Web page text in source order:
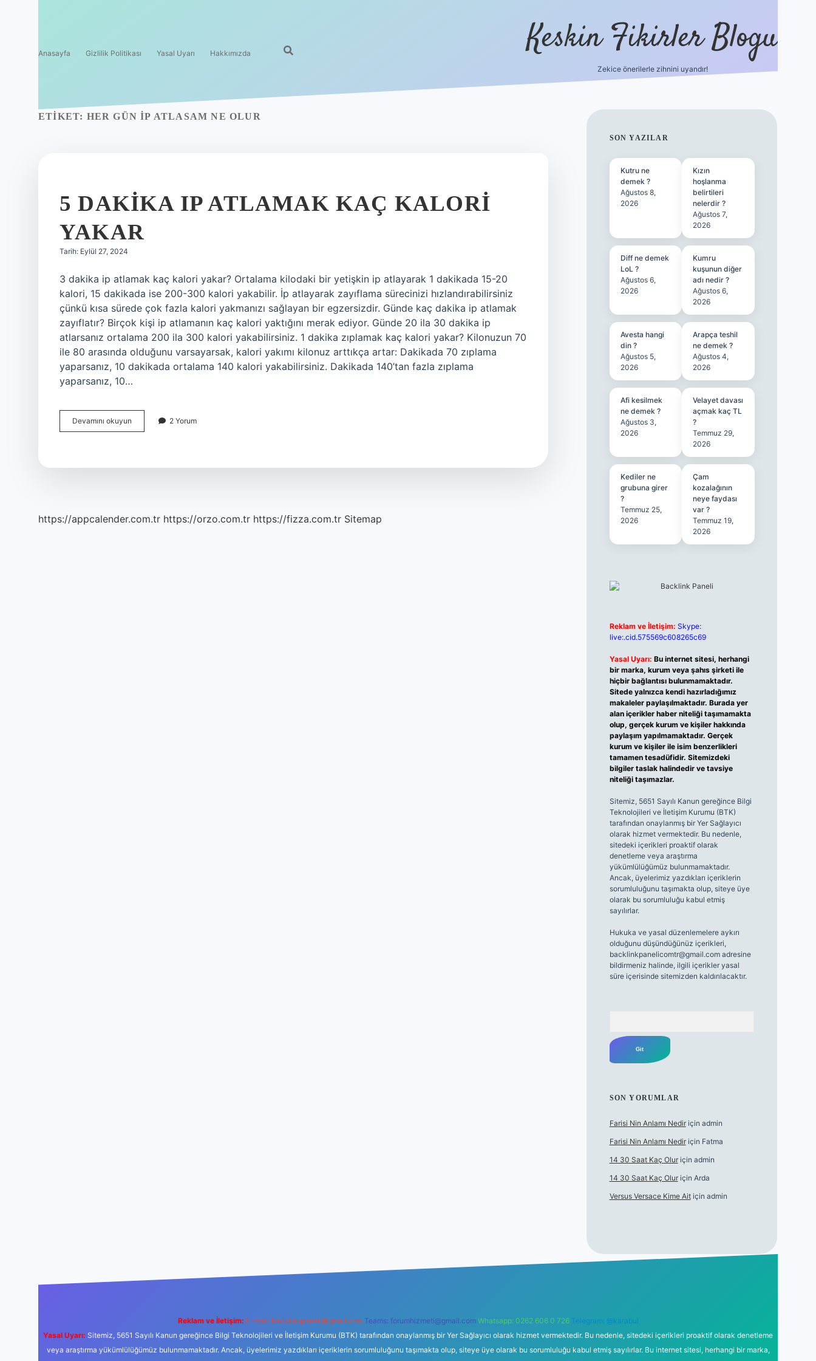
Anasayfa Gizlilik Politikası Yasal Uyarı Hakkımızda Keskin Fikirler Blogu
Zekice önerilerle zihnini uyandır!
ETIKET: HER GÜN IP ATLASAM NE OLUR
5 DAKIKA IP ATLAMAK KAÇ KALORI
YAKAR
Tarih: Eylül 27, 2024
3 dakika ip atlamak kaç kalori yakar? Ortalama kilodaki bir yetişkin ip atlayarak 1 dakikada 15-20
kalori, 15 dakikada ise 200-300 kalori yakabilir. İp atlayarak zayıflama sürecinizi hızlandırabilirsiniz
çünkü kısa sürede çok fazla kalori yakmanızı sağlayan bir egzersizdir. Günde kaç dakika ip atlamak
zayıflatır? Birçok kişi ip atlamanın kaç kalori yaktığını merak ediyor. Günde 20 ila 30 dakika ip
atlarsanız ortalama 200 ila 300 kalori yakabilirsiniz. 1 dakika zıplamak kaç kalori yakar? Kilonuzun 70
ile 80 arasında olduğunu varsayarsak, kalori yakımı kilonuz arttıkça artar: Dakikada 70 zıplama
yaparsanız, 10 dakikada ortalama 140 kalori yakabilirsiniz. Dakikada 140’tan fazla zıplama
yaparsanız, 10…
Devamını okuyun
Dakika
2 Yorum
https://appcalender.com.tr https://orzo.com.tr https://fizza.com.tr Sitemap
SIDEBAR
SON YAZILAR
Kutru ne
demek ?
Ağustos 8,
2026
Kızın
hoşlanma
belirtileri
nelerdir ?
Ağustos 7,
2026
Diff ne demek
LoL ?
Ağustos 6,
2026
Kumru
kuşunun diğer
adı nedir ?
Ağustos 6,
2026
Avesta hangi
din ?
Ağustos 5,
2026
Arapça teshil
ne demek ?
Ağustos 4,
2026
Afi kesilmek
ne demek ?
Ağustos 3,
2026
Velayet davası
açmak kaç TL
?
Temmuz 29,
2026
Kediler ne
grubuna girer
?
Temmuz 25,
2026
Çam
kozalağının
neye faydası
var ?
Temmuz 19,
2026
Reklam ve İletişim: Skype:
live:.cid.575569c608265c69
Yasal Uyarı: Bu internet sitesi, herhangi
bir marka, kurum veya şahıs şirketi ile
hiçbir bağlantısı bulunmamaktadır.
Sitede yalnızca kendi hazırladığımız
makaleler paylaşılmaktadır. Burada yer
alan içerikler haber niteliği taşımamakta
olup, gerçek kurum ve kişiler hakkında
paylaşım yapılmamaktadır. Gerçek
kurum ve kişiler ile isim benzerlikleri
tamamen tesadüfidir. Sitemizdeki
bilgiler taslak halindedir ve tavsiye
niteliği taşımazlar.
Sitemiz, 5651 Sayılı Kanun gereğince Bilgi
Teknolojileri ve İletişim Kurumu (BTK)
tarafından onaylanmış bir Yer Sağlayıcı
olarak hizmet vermektedir. Bu nedenle,
sitedeki içerikleri proaktif olarak
denetleme veya araştırma
yükümlülüğümüz bulunmamaktadır.
Ancak, üyelerimiz yazdıkları içeriklerin
sorumluluğunu taşımakta olup, siteye üye
olarak bu sorumluluğu kabul etmiş
sayılırlar.
Hukuka ve yasal düzenlemelere aykırı
olduğunu düşündüğünüz içerikleri,
backlinkpanelicomtr@gmail.comadresine
bildirmeniz halinde, ilgili içerikler yasal
süre içerisinde sitemizden kaldırılacaktır.
SON YORUMLAR
Farisi Nin Anlamı Nediriçin admin
Farisi Nin Anlamı Nediriçin Fatma
14 30 Saat Kaç Oluriçin admin
14 30 Saat Kaç Oluriçin Arda
Versus Versace Kime Aitiçin admin
Reklam ve İletişim: E-mail: backlinkpaneli@gmail.com Teams: forumhizmeti@gmail.com Whatsapp: 0262 606 0 726 Telegram: @karabul
Yasal Uyarı: Sitemiz, 5651 Sayılı Kanun gereğince Bilgi Teknolojileri ve İletişim Kurumu (BTK) tarafından onaylanmış bir Yer Sağlayıcı olarak hizmet vermektedir. Bu nedenle, sitedeki içerikleri proaktif olarak denetleme
veya araştırma yükümlülüğümüz bulunmamaktadır. Ancak, üyelerimiz yazdıkları içeriklerin sorumluluğunu taşımakta olup, siteye üye olarak bu sorumluluğu kabul etmiş sayılırlar. Bu internet sitesi, herhangi bir marka,